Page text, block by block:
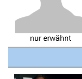
Überblick
nur erwähnt